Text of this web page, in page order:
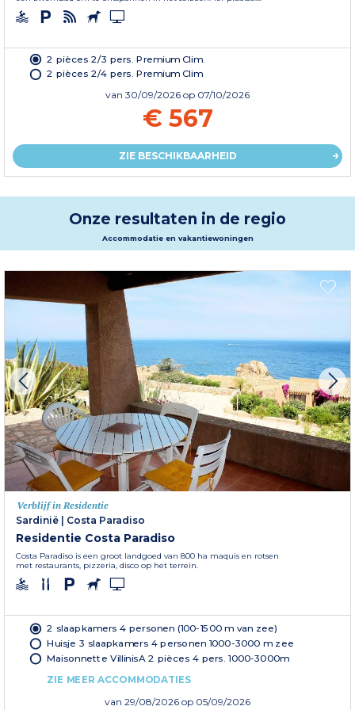
2 pièces 2/3 pers. Premium Clim.
2 pièces 2/4 pers. Premium Clim
van 30/09/2026 op 07/10/2026
€ 567
ZIE BESCHIKBAARHEID
Onze resultaten in de regio
Accommodatie en vakantiewoningen
Verblijf in Residentie
Sardinië
Costa Paradiso
Residentie Costa Paradiso
Costa Paradiso is een groot landgoed van 800 ha maquis en rotsen
met restaurants, pizzeria, disco op het terrein.
2 slaapkamers 4 personen (100-1500 m van zee)
Huisje 3 slaapkamers 4 personen 1000-3000 m zee
Maisonnette VillinisA 2 pièces 4 pers. 1000-3000m
ZIE MEER ACCOMMODATIES
van 29/08/2026 op 05/09/2026